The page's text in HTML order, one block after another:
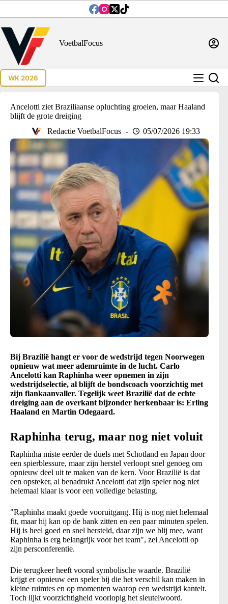
inhoud
VoetbalFocus
WK 2026
Ancelotti ziet Braziliaanse opluchting groeien, maar Haaland
blijft de grote dreiging
Redactie VoetbalFocus
05/07/2026 19:33
Bij Brazilië hangt er voor de wedstrijd tegen Noorwegen
opnieuw wat meer ademruimte in de lucht. Carlo
Ancelotti kan Raphinha weer opnemen in zijn
wedstrijdselectie, al blijft de bondscoach voorzichtig met
zijn flankaanvaller. Tegelijk weet Brazilië dat de echte
dreiging aan de overkant bijzonder herkenbaar is: Erling
Haaland en Martin Odegaard.
Raphinha terug, maar nog niet voluit
Raphinha miste eerder de duels met Schotland en Japan door
een spierblessure, maar zijn herstel verloopt snel genoeg om
opnieuw deel uit te maken van de kern. Voor Brazilië is dat
een opsteker, al benadrukt Ancelotti dat zijn speler nog niet
helemaal klaar is voor een volledige belasting.
"Raphinha maakt goede vooruitgang. Hij is nog niet helemaal
fit, maar hij kan op de bank zitten en een paar minuten spelen.
Hij is heel goed en snel hersteld, daar zijn we blij mee, want
Raphinha is erg belangrijk voor het team", zei Ancelotti op
zijn persconferentie.
Die terugkeer heeft vooral symbolische waarde. Brazilië
krijgt er opnieuw een speler bij die het verschil kan maken in
kleine ruimtes en op momenten waarop een wedstrijd kantelt.
Toch lijkt voorzichtigheid voorlopig het sleutelwoord.